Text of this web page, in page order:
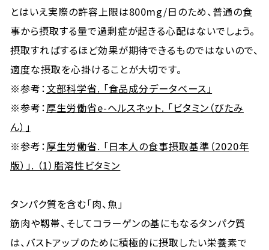
とはいえ実際の許容上限は800mg/日のため、普通の食
事から摂取する量で過剰症が起きる心配はないでしょう。
摂取すればするほど効果が期待できるものではないので、
適度な摂取を心掛けることが大切です。
※参考：文部科学省. 「食品成分データベース」
※参考：厚生労働省e-ヘルスネット. 「ビタミン（びたみ
ん）」
※参考：厚生労働省. 「日本人の食事摂取基準（2020年
版）」. （1）脂溶性ビタミン
タンパク質を含む「肉、魚」
筋肉や靱帯、そしてコラーゲンの基にもなるタンパク質
は、バストアップのために積極的に摂取したい栄養素で